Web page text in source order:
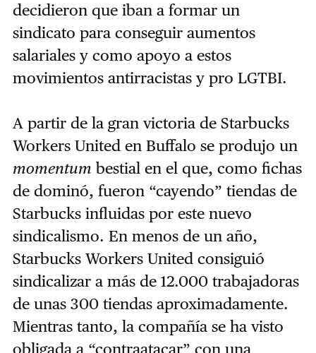
decidieron que iban a formar un
sindicato para conseguir aumentos
salariales y como apoyo a estos
movimientos antirracistas y pro LGTBI.
A partir de la gran victoria de Starbucks
Workers United en Buffalo se produjo un
momentum bestial en el que, como fichas
de dominó, fueron “cayendo” tiendas de
Starbucks influidas por este nuevo
sindicalismo. En menos de un año,
Starbucks Workers United consiguió
sindicalizar a más de 12.000 trabajadoras
de unas 300 tiendas aproximadamente.
Mientras tanto, la compañía se ha visto
obligada a “contraatacar” con una